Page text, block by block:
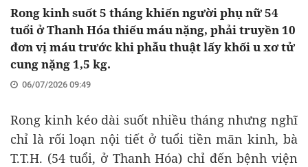
Rong kinh suốt 5 tháng khiến người phụ nữ 54
tuổi ở Thanh Hóa thiếu máu nặng, phải truyền 10
đơn vị máu trước khi phẫu thuật lấy khối u xơ tử
cung nặng 1,5 kg.
06/07/2026 09:49
Rong kinh kéo dài suốt nhiều tháng nhưng nghĩ
chỉ là rối loạn nội tiết ở tuổi tiền mãn kinh, bà
T.T.H. (54 tuổi, ở Thanh Hóa) chỉ đến bệnh viện